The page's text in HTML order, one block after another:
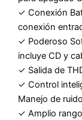
✓ Conexión
conexión
✓ Poderoso
incluye CD y
✓ Salida de
✓ Control
Manejo de
✓ Amplio